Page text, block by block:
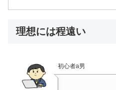
理想には程遠い
初心者a男